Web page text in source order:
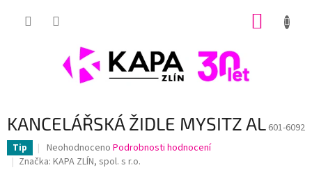
KANCELÁŘSKÁ ŽIDLE MYSITZ AL 601-6092
Tip
Průměrné
hodnocení
Neohodnoceno Podrobnosti hodnocení
Značka: KAPA ZLÍN, spol. s r.o.